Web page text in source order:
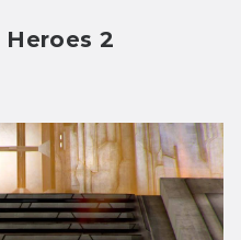
Heroes 2